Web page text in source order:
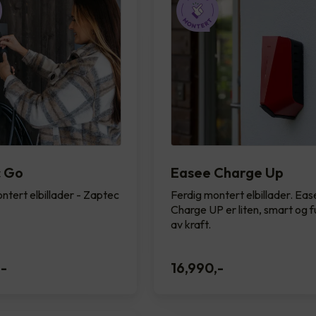
elbillader - Zaptec
Easee Charge Up
Ferdig montert elbillader.
Charge UP er liten, smart og
av kraft.
16,990,-